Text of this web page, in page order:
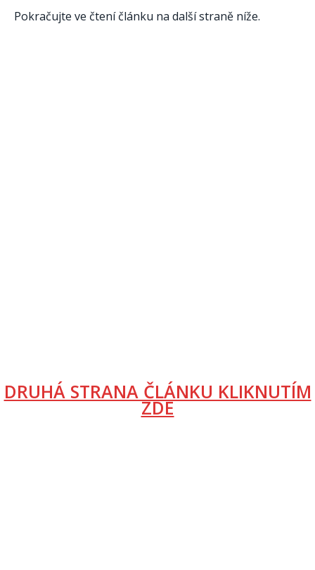
Pokračujte ve čtení článku na další straně níže.
DRUHÁ STRANA ČLÁNKU KLIKNUTÍM
ZDE